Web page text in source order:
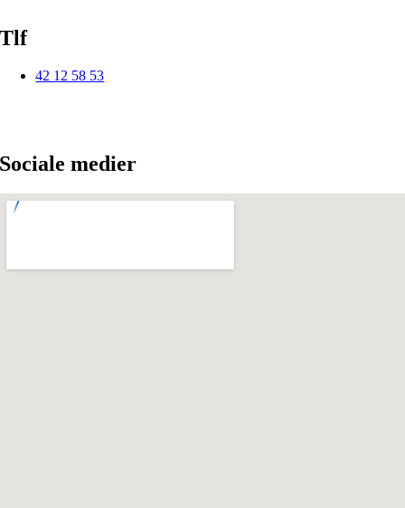
Tlf
42 12 58 53
Sociale medier